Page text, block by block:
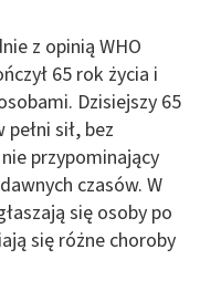
z opinią WHO
65 rok życia i
Dzisiejszy 65
sił, bez
przypominający
czasów. W
się osoby po
się różne choroby